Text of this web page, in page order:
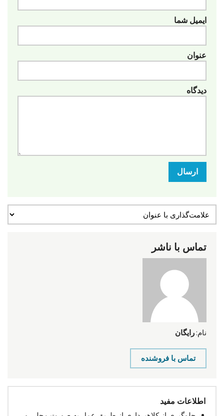
ایمیل شما
عنوان
دیدگاه
ارسال
تماس با ناشر
نام: رایگان
تماس با فروشنده
اطلاعات مفید